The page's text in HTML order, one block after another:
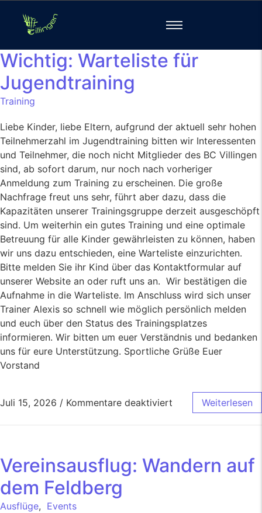
Wichtig: Warteliste für
Jugendtraining
Training
Liebe Kinder, liebe Eltern, aufgrund der aktuell sehr hohen
Teilnehmerzahl im Jugendtraining bitten wir Interessenten
und Teilnehmer, die noch nicht Mitglieder des BC Villingen
sind, ab sofort darum, nur noch nach vorheriger
Anmeldung zum Training zu erscheinen. Die große
Nachfrage freut uns sehr, führt aber dazu, dass die
Kapazitäten unserer Trainingsgruppe derzeit ausgeschöpft
sind. Um weiterhin ein gutes Training und eine optimale
Betreuung für alle Kinder gewährleisten zu können, haben
wir uns dazu entschieden, eine Warteliste einzurichten.
Bitte melden Sie ihr Kind über das Kontaktformular auf
unserer Website an oder ruft uns an. Wir bestätigen die
Aufnahme in die Warteliste. Im Anschluss wird sich unser
Trainer Alexis so schnell wie möglich persönlich melden
und euch über den Status des Trainingsplatzes
informieren. Wir bitten um euer Verständnis und bedanken
uns für eure Unterstützung. Sportliche Grüße Euer
Vorstand
Juli 15, 2026 / Kommentare deaktiviert Weiterlesen
Vereinsausflug: Wandern auf
dem Feldberg
Ausflüge, Events